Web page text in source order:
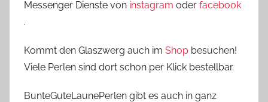
Messenger Dienste von instagram oder facebook
.
Kommt den Glaszwerg auch im Shop besuchen!
Viele Perlen sind dort schon per Klick bestellbar.
BunteGuteLaunePerlen gibt es auch in ganz